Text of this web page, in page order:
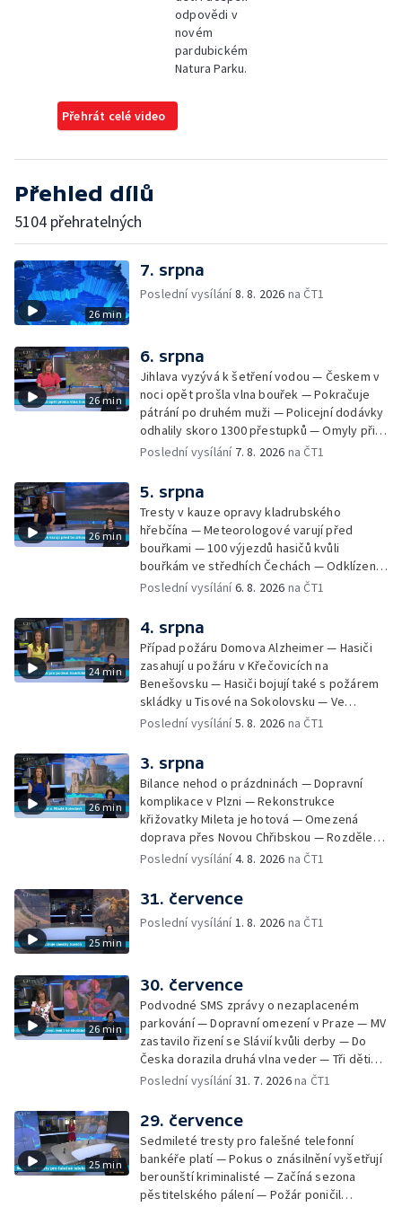
odpovědi v
novém
pardubickém
Natura Parku.
Přehrát celé video
Přehled dílů
5104 přehratelných
26 min
7. srpna
Poslední vysílání8. 8. 2026 na ČT1
26 min
6. srpna
Jihlava vyzývá k šetření vodou — Českem v
noci opět prošla vlna bouřek — Pokračuje
pátrání po druhém muži — Policejní dodávky
odhalily skoro 1300 přestupků — Omyly při
nouzovém volání o pomoc — Hradec Králové
rekord v hromadném seskoku parašutistů —
Chovné rybníky na Českolipsku pustoší
vydry — Instalace nové sochy v Mariánských
Lázních — Sedmiletý trest za dotační
podvod s projektem Technologického parku
v Písku — Dětský tábor na Brutal Assault —
Turistická trasa Svatojánské proudy zůstává
— Cestování za pozorováním noční oblohy
Poslední vysílání 7. 8. 2026 na ČT1
26 min
5. srpna
Tresty v kauze opravy kladrubského
hřebčína — Meteorologové varují před
bouřkami — 100 výjezdů hasičů kvůli
bouřkám ve středhích Čechách — Odklízení
škod po bouřkách — Hasiči likvidovali
Václavském náměstí — Necelý kilometr řeky
Otavy u šumavského Annína je téměř bez
vody — Pátrání po dvou mužích na jezeře
Most — Tábor pro děti odsouzených — Tábor
pomáhá dětem orientovat se na trhu práce
— Začal festival Brutal Assault — Cyklysta
spadl v Karlvoych Varech do řeky —
pastí na hmyz se chytají ptáci
Poslední vysílání6. 8. 2026 na ČT1
24 min
4. srpna
Případ požáru Domova Alzheimer — Hasiči
zasahují u požáru v Křečovicích na
Benešovsku — Hasiči bojují také s požárem
skládky u Tisové na Sokolovsku — Ve
Strážnici na Hodonínsku padl další teplotní
zřítil strop — Požár lesa u šumavských
Nezdic — Modernizace úseku dálnice D8 —
Ocenění pro řidiče za záchranu ženy —
Skončily lhůty pro podání volebních listin —
Tři případy utonutí na jihu Čech — Na řece
Orlici nelze plout kvůli demolici mostu —
Čištění Karlova mostu — Porušování pravidel
borůvek na Šumavě — Revitalizovaný rybník
bez vody — Ruční výroba mozaiky pro
liberecký bazén
Poslední vysílání5. 8. 2026 na ČT1
26 min
3. srpna
Bilance nehod o prázdninách — Dopravní
komplikace v Plzni — Rekonstrukce
křižovatky Mileta je hotová — Omezená
doprava přes Novou Chřibskou — Rozdělení
peněz ušetřených za rekultivace — Světový
Příbramsku hořel les — Na Novoborsku
dopadli žháře — Česko se potýký s
nedostatkem vody — Ochrana organismu
Nelegání hřbitov domácích mazlíčků — Státní
zastupitelství zrušilo trestní stíhání ženy z
Teplicka, kterou policie dříve obvinila z
týrání koček — Péče o seniory jako brigáda
— Po pádu stromů prověří alej odborníci —
Festival Hrady CZ poprvé na Hluboké
Poslední vysílání4. 8. 2026 na ČT1
25 min
31. července
Poslední vysílání 1. 8. 2026 na ČT1
26 min
30. července
Podvodné SMS zprávy o nezaplaceném
parkování — Dopravní omezení v Praze — MV
zastavilo řizení se Slávií kvůli derby — Do
Česka dorazila druhá vlna veder — Tři děti
zůstali v rozpáleném autě — Problém s
mraženými potravinami v horku — Slavnostní
vyřazení absolventů Univerzity obrany —
Zájem o obytné vozy roste — Praha má
novou servisní loď — Vidická samoobslužná
prodejna si na provoz vydělá — U jezera
Most začíná festival Let It Roll — Vyvrcholil
Poslední vysílání31. 7. 2026na ČT1
25 min
29. července
Sedmileté tresty pro falešné telefonní
bankéře platí — Pokus o znásilnění vyšetřují
berounští kriminalisté — Začíná sezona
pěstitelského pálení — Požár poničil